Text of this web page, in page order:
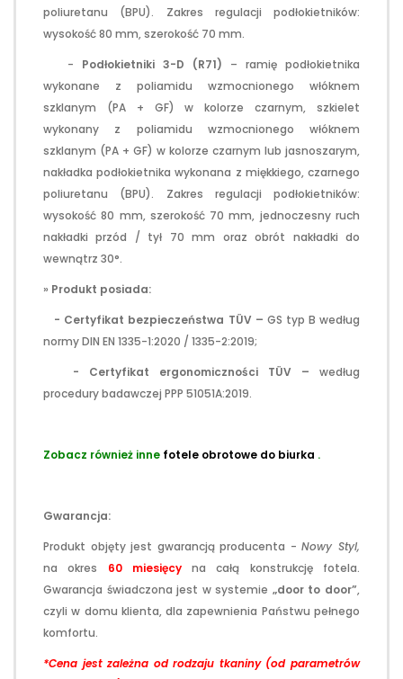
poliuretanu (BPU). Zakres regulacji podłokietników:
wysokość 80 mm, szerokość 70 mm.
- Podłokietniki 3-D (R71) – ramię podłokietnika
wykonane z poliamidu wzmocnionego włóknem
szklanym (PA + GF) w kolorze czarnym, szkielet
wykonany z poliamidu wzmocnionego włóknem
szklanym (PA + GF) w kolorze czarnym lub jasnoszarym,
nakładka podłokietnika wykonana z miękkiego, czarnego
poliuretanu (BPU). Zakres regulacji podłokietników:
wysokość 80 mm, szerokość 70 mm, jednoczesny ruch
nakładki przód / tył 70 mm oraz obrót nakładki do
wewnątrz 30°.
» Produkt posiada:
- Certyfikat bezpieczeństwa TÜV – GS typ B według
normy DIN EN 1335-1:2020 / 1335-2:2019;
- Certyfikat ergonomiczności TÜV – według
procedury badawczej PPP 51051A:2019.
Zobacz również inne fotele obrotowe do biurka .
Gwarancja:
Produkt objęty jest gwarancją producenta -Nowy Styl,
na okres 60 miesięcyna całą konstrukcję fotela.
Gwarancja świadczona jest w systemie „door to door”,
czyli w domu klienta, dla zapewnienia Państwu pełnego
komfortu.
*Cena jest zależna od rodzaju tkaniny (od parametrów